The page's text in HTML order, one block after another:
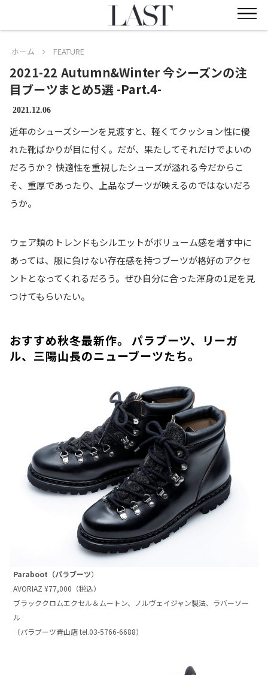
ホーム FEATURE
2021-22 Autumn&Winter 今シーズンの注
目ブーツまとめ5選 -Part.4-
2021.12.06
近年のシューズシーンを見渡すと、軽くてクッション性に優
れた靴ばかりが目に付く。だが、果たしてそれだけでよいの
だろうか？ 快適性を重視したシューズが溢れる今だからこ
そ、重厚であったり、上品なブーツが映えるのではないだろ
うか。
ウェア類のトレンドもシルエットがボリューム感を増す中に
あっては、服に負けない存在感を持つブーツが格好のアクセ
ントとなってくれるだろう。ぜひ自分に合った渾身の1足を見
つけてもらいたい。
おすすめ秋冬最新作。 パラブーツ、リーガ
ル、三陽山長のニューブーツたち。
Paraboot（パラブーツ）
AVORIAZ ¥77,000（税込）
ブラッククロムエクセル＆ムートン、ノルヴェイジャン製法、ラバーソー
ル
（パラブーツ青山店 tel.03-5766-6688）